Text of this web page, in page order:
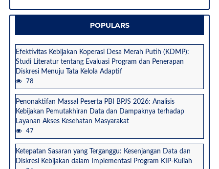
POPULARS
Efektivitas Kebijakan Koperasi Desa Merah Putih (KDMP):
Studi Literatur tentang Evaluasi Program dan Penerapan
Diskresi Menuju Tata Kelola Adaptif
78
Penonaktifan Massal Peserta PBI BPJS 2026: Analisis
Kebijakan Pemutakhiran Data dan Dampaknya terhadap
Layanan Akses Kesehatan Masyarakat
47
Ketepatan Sasaran yang Terganggu: Kesenjangan Data dan
Diskresi Kebijakan dalam Implementasi Program KIP-Kuliah